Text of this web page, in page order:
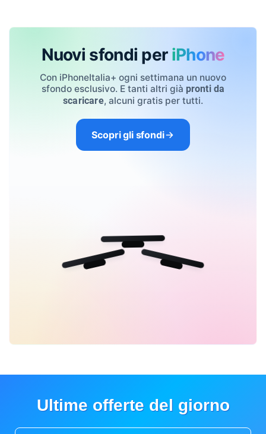
Nuovi sfondi per iPhone
Con iPhoneItalia+ ogni settimana un nuovo
sfondo esclusivo. E tanti altri già pronti da
scaricare, alcuni gratis per tutti.
Scopri gli sfondi
Ultime offerte del giorno